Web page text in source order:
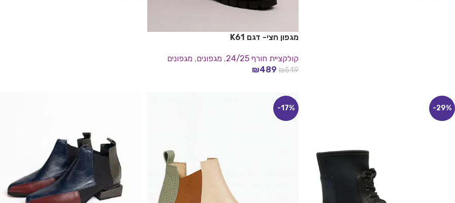
מגפון חצי- דגם K61
קולקציית חורף 24/25 , מגפונים, מגפונים
₪549
₪489
-29%
-17%